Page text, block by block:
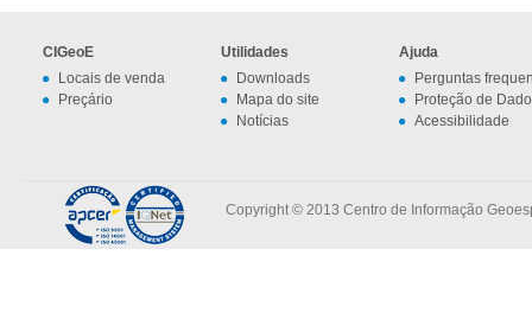
CIGeoE
Locais de venda
Preçário
Utilidades
Downloads
Mapa do site
Notícias
Ajuda
Perguntas
Proteção de
Acessibilidade
Copyright © 2013 Centro de Informação